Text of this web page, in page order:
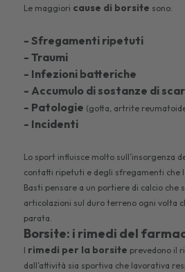
Le maggiori cause di borsite sono:
- Sfregamenti ripetuti
- Traumi
- Infezioni batteriche
- Accumulo di sostanze di
- Patologie (gotta, artrite
- Incidenti
Lo sport influisce molto sull’insorgenza
contatti ripetuti e degli sfregamenti che
Basti pensare a un portiere di calcio che
articolazioni sul duro terreno ogni volta
parata.
Borsite: i rimedi del
I rimedi per la borsite prevedono il
dall’attività sia sportiva che lavorativa